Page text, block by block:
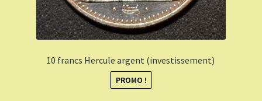
10 francs Hercule argent (investissement)
PROMO !